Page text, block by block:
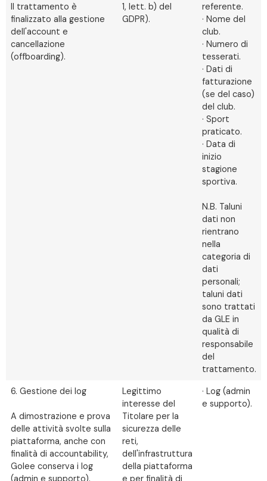
Il trattamento è
finalizzato alla gestione
dell'account e
cancellazione
(offboarding).
1, lett. b) del
GDPR).
referente.
· Nome del
club.
· Numero di
tesserati.
· Dati di
fatturazione
(se del caso)
del club.
· Sport
praticato.
· Data di
inizio
stagione
sportiva.
N.B. Taluni
dati non
rientrano
nella
categoria di
dati
personali;
taluni dati
sono trattati
da GLE in
qualità di
responsabile
del
trattamento.
6. Gestione dei log
A dimostrazione e prova
delle attività svolte sulla
piattaforma, anche con
finalità di accountability,
Golee conserva i log
(admin e supporto).
Legittimo
interesse del
Titolare per la
sicurezza delle
reti,
dell'infrastruttura
della piattaforma
e per finalità di
· Log (admin
e supporto).